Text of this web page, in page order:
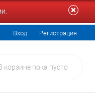
Вход Регистрация
корзине пока пусто